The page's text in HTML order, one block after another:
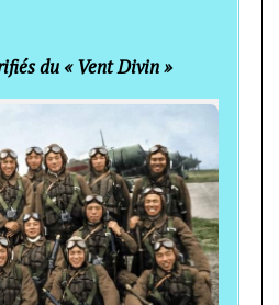
du « Vent Divin »